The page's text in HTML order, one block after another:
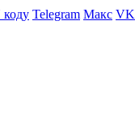
коду Telegram Макс VK